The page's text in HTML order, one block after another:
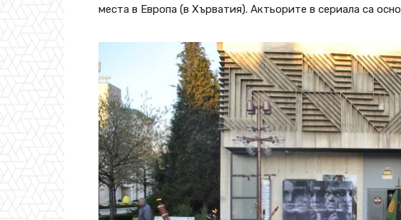
места в Европа (в Хърватия). Актьорите в сериала са